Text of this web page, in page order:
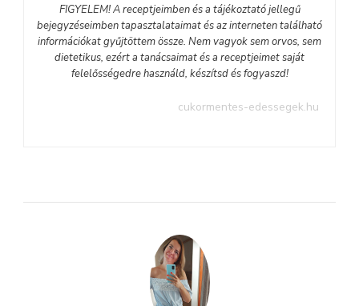
FIGYELEM! A receptjeimben és a tájékoztató jellegű
bejegyzéseimben tapasztalataimat és az interneten található
információkat gyűjtöttem össze. Nem vagyok sem orvos, sem
dietetikus, ezért a tanácsaimat és a receptjeimet saját
felelősségedre használd, készítsd és fogyaszd!
cukormentes-edessegek.hu